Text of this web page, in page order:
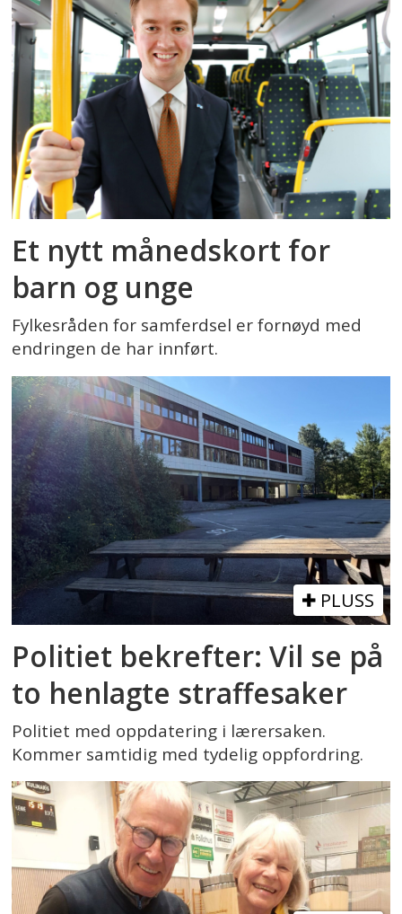
Et nytt månedskort for
barn og unge
Fylkesråden for samferdsel er fornøyd med
endringen de har innført.
PLUSS
Politiet bekrefter: Vil se på
to henlagte straffesaker
Politiet med oppdatering i lærersaken.
Kommer samtidig med tydelig oppfordring.